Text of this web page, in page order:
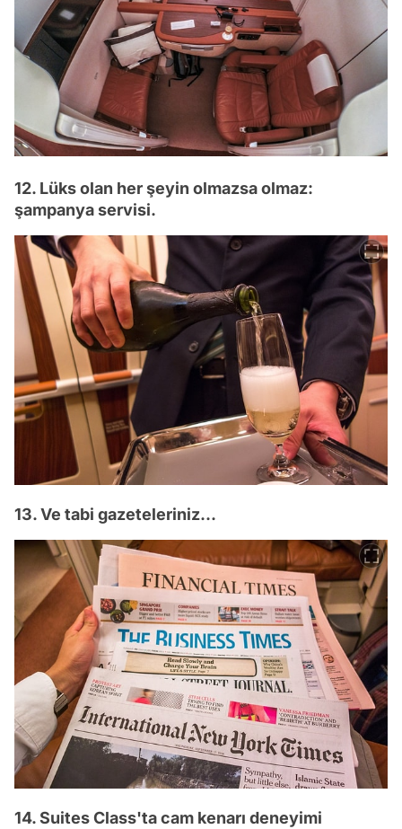
12. Lüks olan her şeyin olmazsa olmaz:
şampanya servisi.
13. Ve tabi gazeteleriniz...
14. Suites Class'ta cam kenarı deneyimi